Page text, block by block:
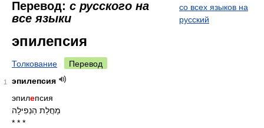
Перевод: с русского на
все языки
со всех языков на
русский
эпилепсия
Толкование Перевод
1
эпилепсия
эпилепсия
מַחֲלַת הַנְפִילָה
* * *